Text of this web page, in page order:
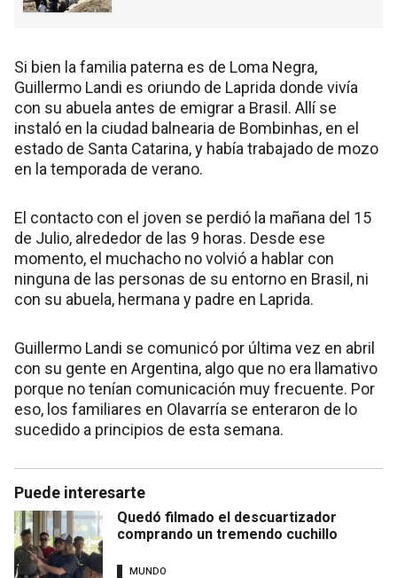
Si bien la familia paterna es de Loma Negra,
Guillermo Landi es oriundo de Laprida donde vivía
con su abuela antes de emigrar a Brasil. Allí se
instaló en la ciudad balnearia de Bombinhas, en el
estado de Santa Catarina, y había trabajado de mozo
en la temporada de verano.
El contacto con el joven se perdió la mañana del 15
de Julio, alrededor de las 9 horas. Desde ese
momento, el muchacho no volvió a hablar con
ninguna de las personas de su entorno en Brasil, ni
con su abuela, hermana y padre en Laprida.
Guillermo Landi se comunicó por última vez en abril
con su gente en Argentina, algo que no era llamativo
porque no tenían comunicación muy frecuente. Por
eso, los familiares en Olavarría se enteraron de lo
sucedido a principios de esta semana.
Puede interesarte
Quedó filmado el descuartizador
comprando un tremendo cuchillo
MUNDO